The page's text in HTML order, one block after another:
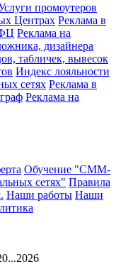
промоутеров
Центрах Реклама в
Реклама на
дизайнера
табличек, вывесок
Индекс лояльности
сетях Реклама в
Реклама на
Обучение "СМM-
сетях" Правила
Наши работы Наши